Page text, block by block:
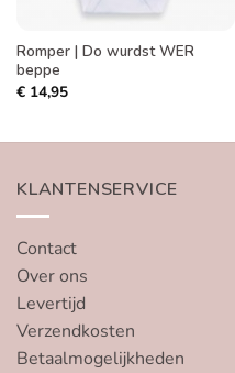
Romper | Do wurdst WER
beppe
€14,95
KLANTENSERVICE
Contact
Over ons
Levertijd
Verzendkosten
Betaalmogelijkheden